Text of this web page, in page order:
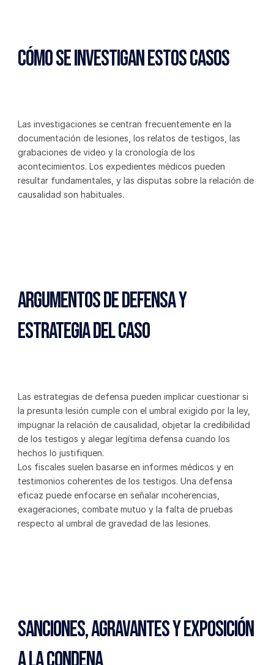
Cómo se Investigan Estos Casos
Las investigaciones se centran frecuentemente en la
documentación de lesiones, los relatos de testigos, las
grabaciones de video y la cronología de los
acontecimientos. Los expedientes médicos pueden
resultar fundamentales, y las disputas sobre la relación de
causalidad son habituales.
Argumentos de Defensa y
Estrategia del Caso
Las estrategias de defensa pueden implicar cuestionar si
la presunta lesión cumple con el umbral exigido por la ley,
impugnar la relación de causalidad, objetar la credibilidad
de los testigos y alegar legítima defensa cuando los
hechos lo justifiquen.
Los fiscales suelen basarse en informes médicos y en
testimonios coherentes de los testigos. Una defensa
eficaz puede enfocarse en señalar incoherencias,
exageraciones, combate mutuo y la falta de pruebas
respecto al umbral de gravedad de las lesiones.
Sanciones, Agravantes y Exposición